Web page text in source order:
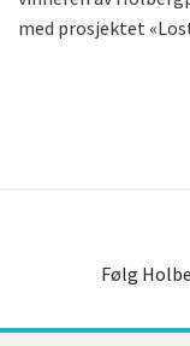
med prosjektet
Følg